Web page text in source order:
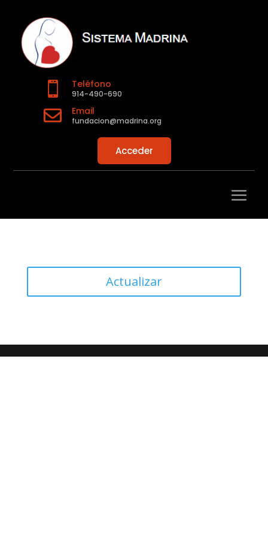
 Teléfono
914-490-690
 Email
fundacion@madrina.org
Acceder
Actualizar